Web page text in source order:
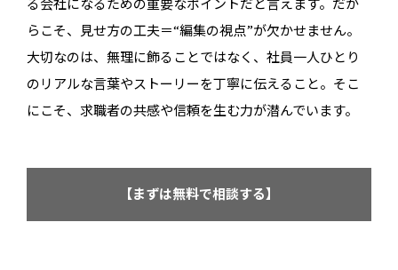
らこそ、見せ方の工夫＝“編集の視点”が欠かせません。
大切なのは、無理に飾ることではなく、社員一人ひとり
のリアルな言葉やストーリーを丁寧に伝えること。そこ
にこそ、求職者の共感や信頼を生む力が潜んでいます。
【まずは無料で相談する】